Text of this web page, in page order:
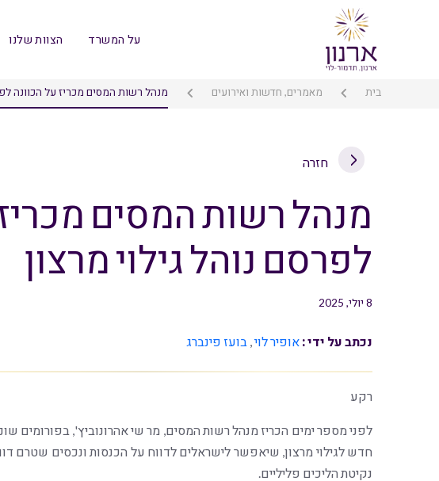
על המשרד הצוות שלנו
בית מאמרים, חדשות ואירועים מנהל רשות המסים מכריז על הכוונה
חזרה
מנהל רשות המסים
לפרסם נוהל גילוי מרצון
8 יולי, 2025
נכתב על ידי : אופיר לוי בועז פינברג
רקע
לפני מספר ימים הכריז מנהל רשות המסים, מר שי אהרונוביץ', בפורומים
חדש לגילוי מרצון, שיאפשר לישראלים לדווח על הכנסות ונכסים שטרם
נקיטת הליכים פליליים.